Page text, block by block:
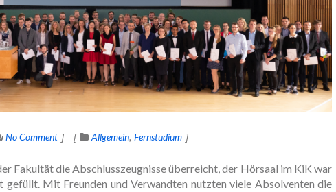
No Comment Allgemein Fernstudium
Fakultät die Abschlusszeugnisse überreicht, der Hörsaal im KiK war
gefüllt. Mit Freunden und Verwandten nutzten viele Absolventen die